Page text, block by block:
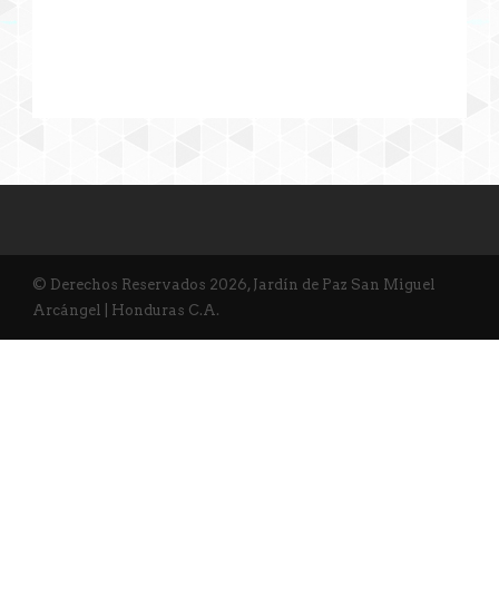
© Derechos Reservados 2026, Jardín de Paz San Miguel
Arcángel | Honduras C.A.